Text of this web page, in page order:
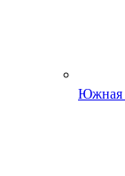
Южная